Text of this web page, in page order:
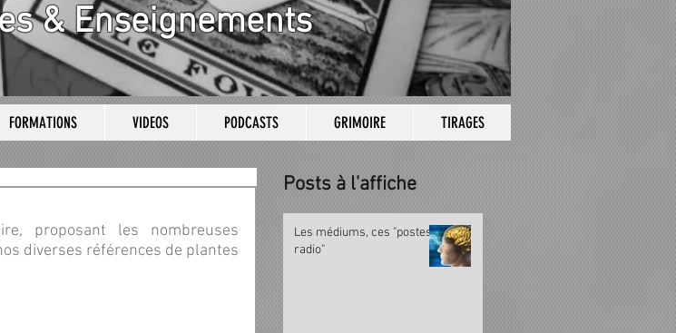
& Enseignements
FORMATIONS VIDEOS PODCASTS GRIMOIRE TIRAGES
proposant les nombreuses
diverses références de plantes
Posts à l'affiche
Les médiums, ces "postes
radio"